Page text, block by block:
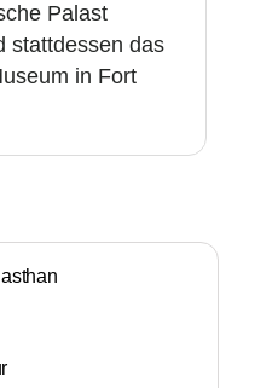
Palast
stattdessen das
in Fort